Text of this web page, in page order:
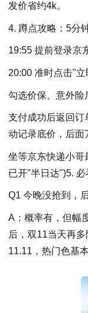
发价省约4k。
4. 蹲点攻略：5分
19:55 提前登录京
20:00 准时点击"
勾选价保、意外险
支付成功后返回
动记录底价，后面
坐等京东快递小哥
已开"半日达")5.
Q1 今晚没抢到，
A：概率有，但幅
后，双11当天再
11.11，热门色基